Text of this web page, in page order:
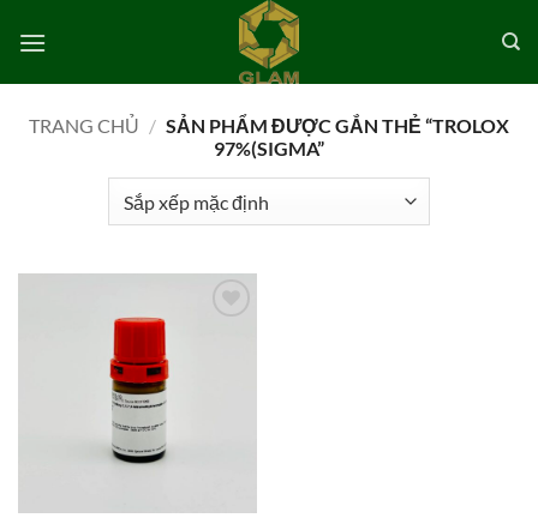
qua
TRANG CHỦ / SẢN PHẨM ĐƯỢC GẮN THẺ “TROLOX
97%(SIGMA”